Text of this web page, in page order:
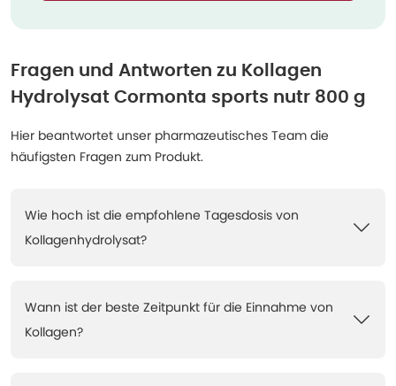
Fragen und Antworten zu Kollagen
Hydrolysat Cormonta sports nutr 800 g
Hier beantwortet unser pharmazeutisches Team die
häufigsten Fragen zum Produkt.
Wie hoch ist die empfohlene Tagesdosis von
Kollagenhydrolysat?
Wann ist der beste Zeitpunkt für die Einnahme von
Kollagen?